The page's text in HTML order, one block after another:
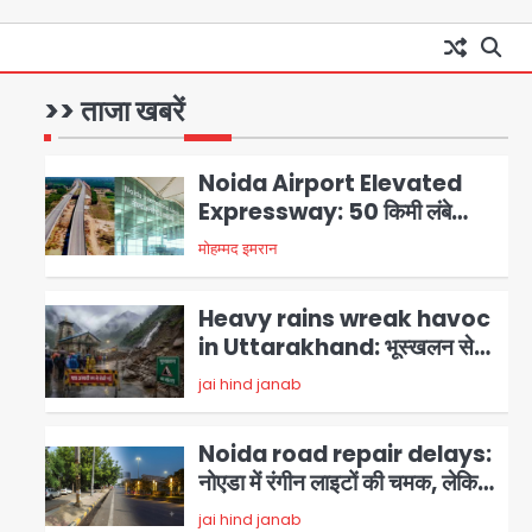
>> ताजा खबरें
1
GBU Noida AI Centre: जीबीयू
में बनेगा एआई और ग्रीन स्किल्स सेंटर,
ट्रेनिंग
2
Noida Airport Elevated
Expressway: 50 किमी लंबे
एलिवेटेड एक्सप्रेसवे से दिल्ली-
हरियाणा से सीधे जुड़ेगा नोएडा एयरपोर्ट,
6-लेन एक्सप्रेसवे
मोहम्मद इमरान
3
Heavy rains wreak havoc
in Uttarakhand: भूस्खलन से
यमुनोत्री, केदारनाथ और सिमली-
ग्वालदम हाईवे बंद, चमोली-उत्तरकाशी
के पार
jai hind janab
4
Noida road repair delays:
नोएडा में रंगीन लाइटों की चमक, लेकिन
सड़कें अभी भी उखड़ी: प्राधिकरण के
jai hind janab